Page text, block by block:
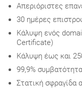
Aπεριόριστες
30 ημέρες
Κάλυψη ενός
Certificate)
Κάλυψη έως και
99,9%
Στατική σφραγίδα